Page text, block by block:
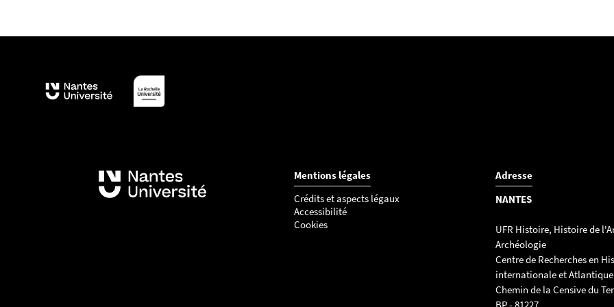
Mentions légales
Crédits et aspects légaux
Accessibilité
Cookies
Adresse
NANTES
UFR Histoire, Histoire de
Archéologie
Centre de Recherches en
internationale et Atlantique
Chemin de la Censive du